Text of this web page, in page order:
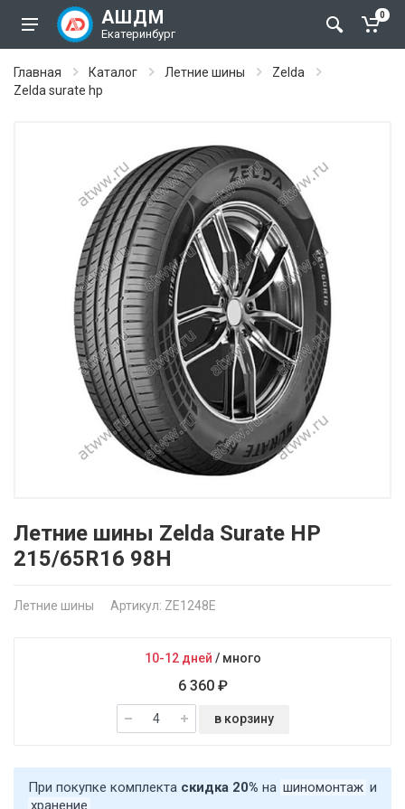
АШДМ
Екатеринбург
0
Главная Каталог Летние шины
Zelda
Zelda surate hp
Летние шины Zelda Surate HP
215/65R16 98H
Летние шины Артикул: ZE1248E
10-12 дней / много
6 360 ₽
в корзину
При покупке комплекта скидка 20% на шиномонтаж и
хранение